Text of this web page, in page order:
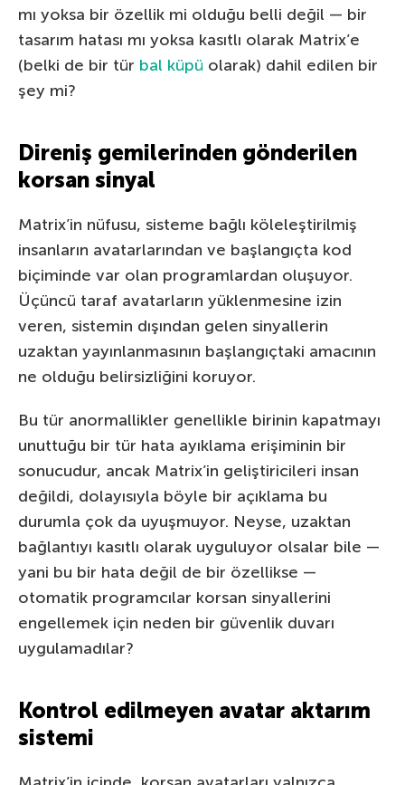
mı yoksa bir özellik mi olduğu belli değil — bir
tasarım hatası mı yoksa kasıtlı olarak Matrix’e
(belki de bir tür bal küpü olarak) dahil edilen bir
şey mi?
Direniş gemilerinden gönderilen
korsan sinyal
Matrix’in nüfusu, sisteme bağlı köleleştirilmiş
insanların avatarlarından ve başlangıçta kod
biçiminde var olan programlardan oluşuyor.
Üçüncü taraf avatarların yüklenmesine izin
veren, sistemin dışından gelen sinyallerin
uzaktan yayınlanmasının başlangıçtaki amacının
ne olduğu belirsizliğini koruyor.
Bu tür anormallikler genellikle birinin kapatmayı
unuttuğu bir tür hata ayıklama erişiminin bir
sonucudur, ancak Matrix’in geliştiricileri insan
değildi, dolayısıyla böyle bir açıklama bu
durumla çok da uyuşmuyor. Neyse, uzaktan
bağlantıyı kasıtlı olarak uyguluyor olsalar bile —
yani bu bir hata değil de bir özellikse —
otomatik programcılar korsan sinyallerini
engellemek için neden bir güvenlik duvarı
uygulamadılar?
Kontrol edilmeyen avatar aktarım
sistemi